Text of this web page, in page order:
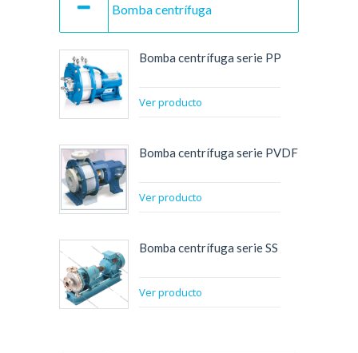
Bomba centrífuga
Bomba centrífuga serie PP
Ver producto
Bomba centrífuga serie PVDF
Ver producto
Bomba centrífuga serie SS
Ver producto